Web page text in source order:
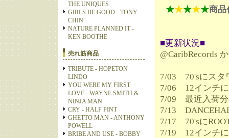
THE UNIQUES
GIRLS BE GOOD - TONY
CHIN
NATURE PLANNED IT -
KEN BOOTHE
売れ筋商品
TRIBUTE - HOPETON
LINDO
YOU WERE MY FIRST
LOVE - WAYNE SMITH &
NINJA MAN
CRY - HALF PINT
GHETTO MAN - ANTHONY
POWELL
BRIBE AND USE - BOBBY
★★★★★商品
■更新状況■
@CaribRecords
7/03 70'sにスタ
7/06 12インチに
7/09 最近入荷分
7/13
7/17 70'sに
7/19 12インチに